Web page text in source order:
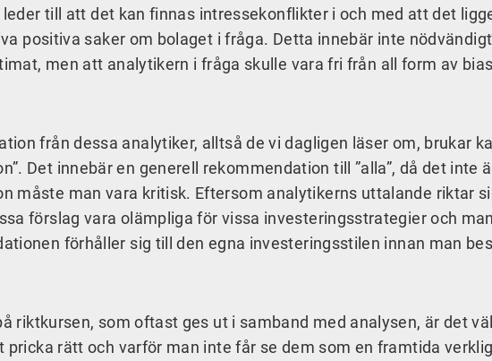
till att det kan finnas intressekonflikter i och med att det
positiva saker om bolaget i fråga. Detta innebär inte
men att analytikern i fråga skulle vara fri från all form av
från dessa analytiker, alltså de vi dagligen läser om, brukar
Det innebär en generell rekommendation till ”alla”, då det inte
måste man vara kritisk. Eftersom analytikerns uttalande riktar
förslag vara olämpliga för vissa investeringsstrategier och
förhåller sig till den egna investeringsstilen innan man
riktkursen, som oftast ges ut i samband med analysen, är det
pricka rätt och varför man inte får se dem som en framtida